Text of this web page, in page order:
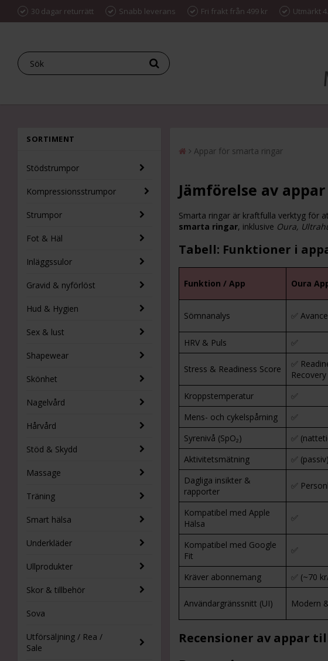
30 dagar returrätt Snabb leverans Fri frakt från 499 kr Utmärkt
SORTIMENT
Stödstrumpor
Kompressionsstrumpor
Strumpor
Fot & Häl
Inläggssulor
Gravid & nyförlöst
Hud & Hygien
Sex & lust
Shapewear
Skönhet
Nagelvård
Hårvård
Stöd & Skydd
Massage
Träning
Smart hälsa
Underkläder
Ullprodukter
Skor & tillbehör
Sova
Utförsäljning / Rea /
Sale
Appar för smarta ringar
Jämförelse av
Smarta ringar är kraftfulla verktyg för
smarta ringar, inklusive Oura,
Tabell: Funktioner i
Funktion / App Oura
Sömnanalys ✅
HRV & Puls ✅
Stress & Readiness Score
✅
Recovery
Kroppstemperatur ✅
Mens- och cykelspårning
✅
Syrenivå (SpO₂)
✅
Aktivitetsmätning
✅ (passiv)
Dagliga insikter &
rapporter
✅
Kompatibel med Apple
Hälsa
✅
Kompatibel med Google
Fit
✅
Kräver abonnemang ✅ (~70
Användargränssnitt (UI) Modern
Recensioner av appar